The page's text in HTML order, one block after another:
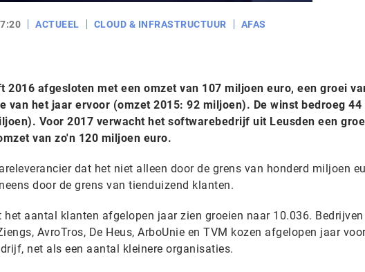
ACTUEEL CLOUD & INFRASTRUCTUUR AFAS
2016 afgesloten met een omzet van 107 miljoen euro, een groei
van het jaar ervoor (omzet 2015: 92 miljoen). De winst bedroeg
Voor 2017 verwacht het softwarebedrijf uit Leusden een
van zo'n 120 miljoen euro.
dat het niet alleen door de grens van honderd miljoen
door de grens van tienduizend klanten.
aantal klanten afgelopen jaar zien groeien naar 10.036.
AvroTros, De Heus, ArboUnie en TVM kozen afgelopen jaar
net als een aantal kleinere organisaties.